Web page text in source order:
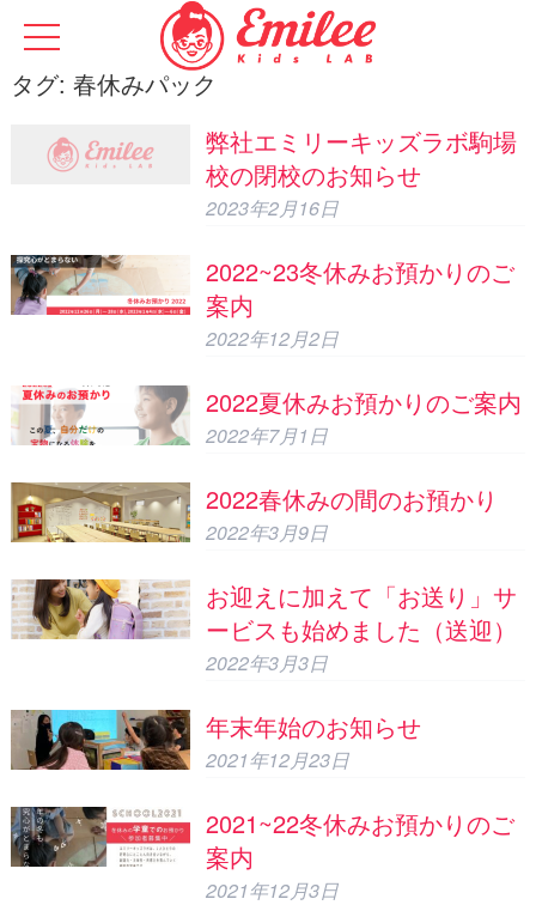
タグ: 春休みパック
弊社エミリーキッズラボ駒場
校の閉校のお知らせ
2023年2月16日
2022~23冬休みお預かりのご
案内
2022年12月2日
2022夏休みお預かりのご案内
2022年7月1日
2022春休みの間のお預かり
2022年3月9日
お迎えに加えて「お送り」サ
ービスも始めました（送迎）
2022年3月3日
年末年始のお知らせ
2021年12月23日
2021~22冬休みお預かりのご
案内
2021年12月3日